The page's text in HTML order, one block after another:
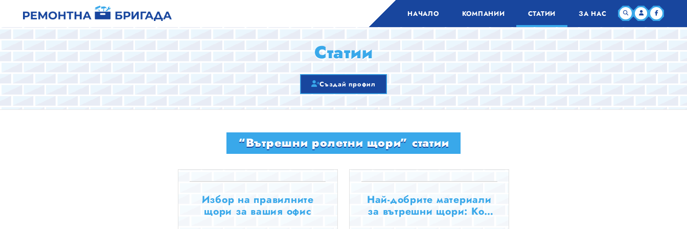
НАЧАЛО КОМПАНИИ СТАТИИ ЗА НАС
Статии
Създай профил
“Вътрешни ролетни щори” статии
Избор на правилните
щори за вашия офис
Най-добрите материали
за вътрешни щори: Кой